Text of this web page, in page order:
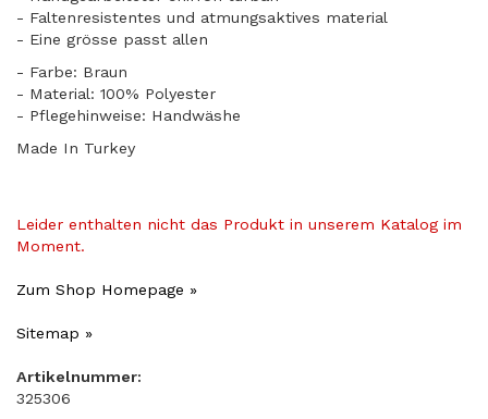
- Faltenresistentes und atmungsaktives material
​- Eine grösse passt allen
- Farbe: Braun
- Material: 100% Polyester
- Pflegehinweise: Handwäshe
Made In Turkey
Leider enthalten nicht das Produkt in unserem Katalog im
Moment.
Zum Shop Homepage »
Sitemap »
Artikelnummer:
325306